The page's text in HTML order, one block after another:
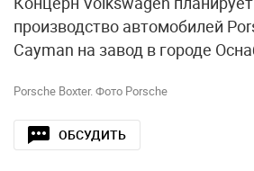
производство автомобилей
Cayman на завод в городе
Porsche Boxter. Фото Porsche
ОБСУДИТЬ